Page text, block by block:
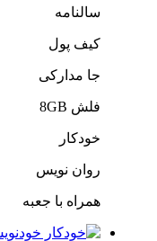
سالنامه
کیف پول
جا مدارکی
فلش 8GB
خودکار
روان نویس
همراه با جعبه